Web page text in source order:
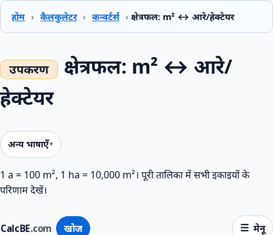
होम › कैलकुलेटर › कन्वर्टर्स › क्षेत्रफल: m² ↔ आरे/हेक्टेयर
CalcBE.com खोज मेनू
क्षेत्रफल: m² ↔ आरे/
हेक्टेयर
अन्य भाषाएँ
1 a = 100 m², 1 ha = 10,000 m²। पूरी तालिका में सभी इकाइयों के
परिणाम देखें।